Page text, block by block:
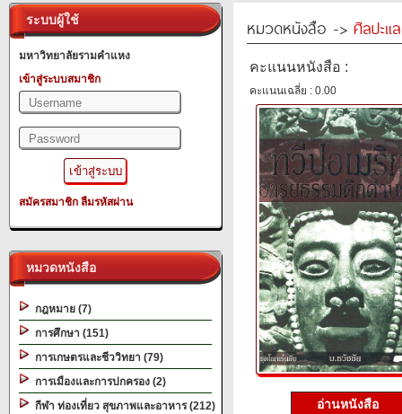
ระบบผู้ใช้
มหาวิทยาลัยรามคำแหง
เข้าสู่ระบบสมาชิก
สมัครสมาชิก ลืมรหัสผ่าน
หมวดหนังสือ
กฎหมาย (7)
การศึกษา (151)
การเกษตรและชีววิทยา (79)
การเมืองและการปกครอง (2)
กีฬา ท่องเที่ยว สุขภาพและอาหาร (212)
หมวดหนังสือ -> ศิลปะแ
คะแนนหนังสือ :
คะแนนเฉลี่ย : 0.00
อ่านหนังสือ